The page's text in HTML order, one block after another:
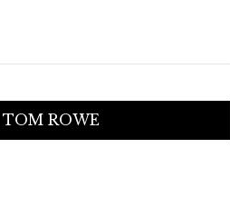
TOM ROWE